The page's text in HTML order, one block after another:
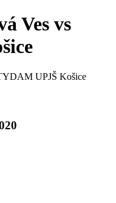
Ves vs
UPJŠ Košice